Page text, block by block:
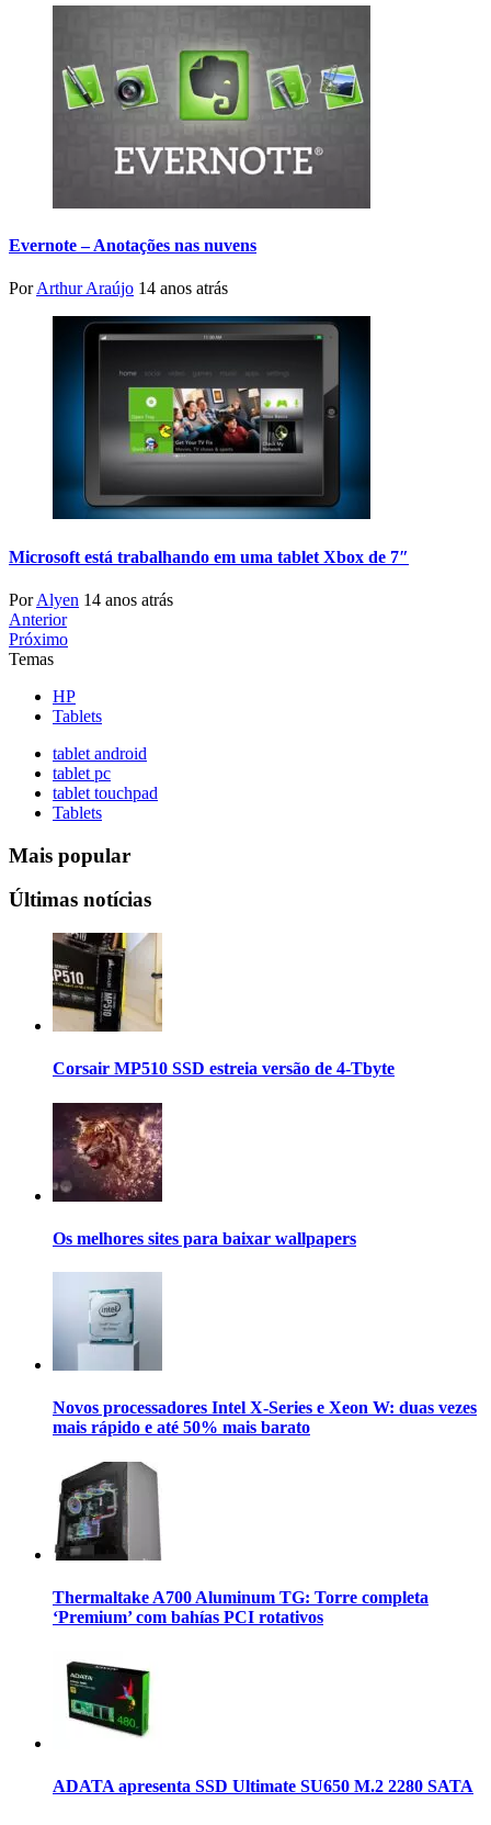
Evernote – Anotações nas nuvens
PorArthur Araújo 14 anos atrás
Microsoft está trabalhando em uma tablet Xbox de 7″
PorAlyen 14 anos atrás
Anterior
Próximo
Temas
HP
Tablets
tablet android
tablet pc
tablet touchpad
Tablets
Mais popular
Últimas notícias
Corsair MP510 SSD estreia versão de 4-Tbyte
Os melhores sites para baixar wallpapers
Novos processadores Intel X-Series e Xeon W: duas vezes
mais rápido e até 50% mais barato
Thermaltake A700 Aluminum TG: Torre completa
‘Premium’ com bahías PCI rotativos
ADATA apresenta SSD Ultimate SU650 M.2 2280 SATA